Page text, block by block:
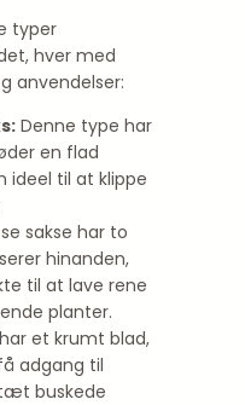
typer
hver med
anvendelser:
Denne type har
en flad
ideel til at klippe
sakse har to
hinanden,
til at lave rene
planter.
et krumt blad,
adgang til
buskede